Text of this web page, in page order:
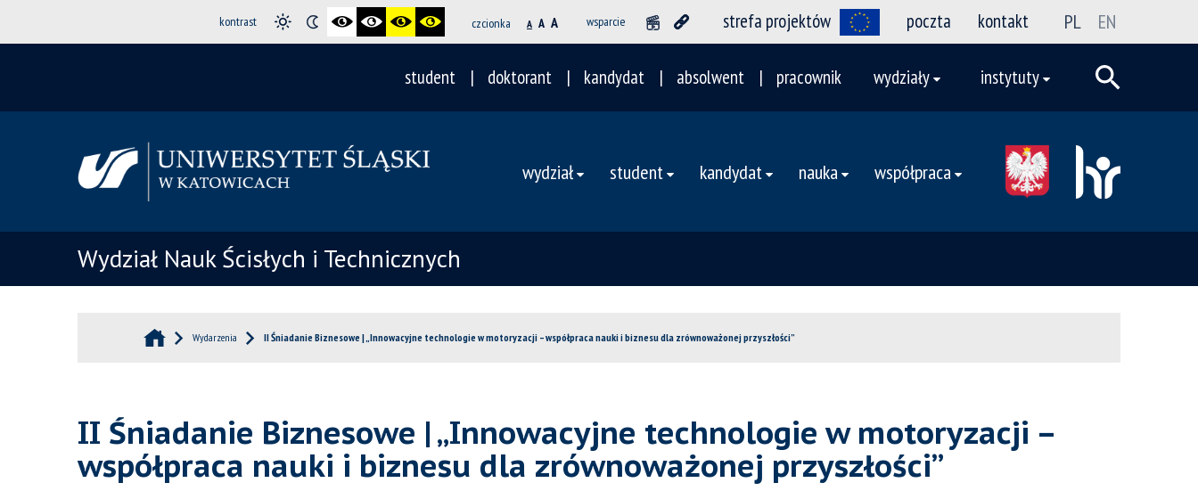
kontrast czcionka A A A wsparcie strefa projektów poczta kontakt PL EN
student doktorant kandydat absolwent pracownik wydziały instytuty
wydział student kandydat nauka współpraca
Wydział Nauk Ścisłych i Technicznych
Wydarzenia II Śniadanie Biznesowe | „Innowacyjne technologie w motoryzacji – współpraca nauki i biznesu dla zrównoważonej przyszłości”
II Śniadanie Biznesowe | „Innowacyjne technologie w motoryzacji –
współpraca nauki i biznesu dla zrównoważonej przyszłości”